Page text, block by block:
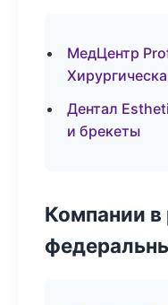
МедЦентр
Дентал
и брекеты
Компании